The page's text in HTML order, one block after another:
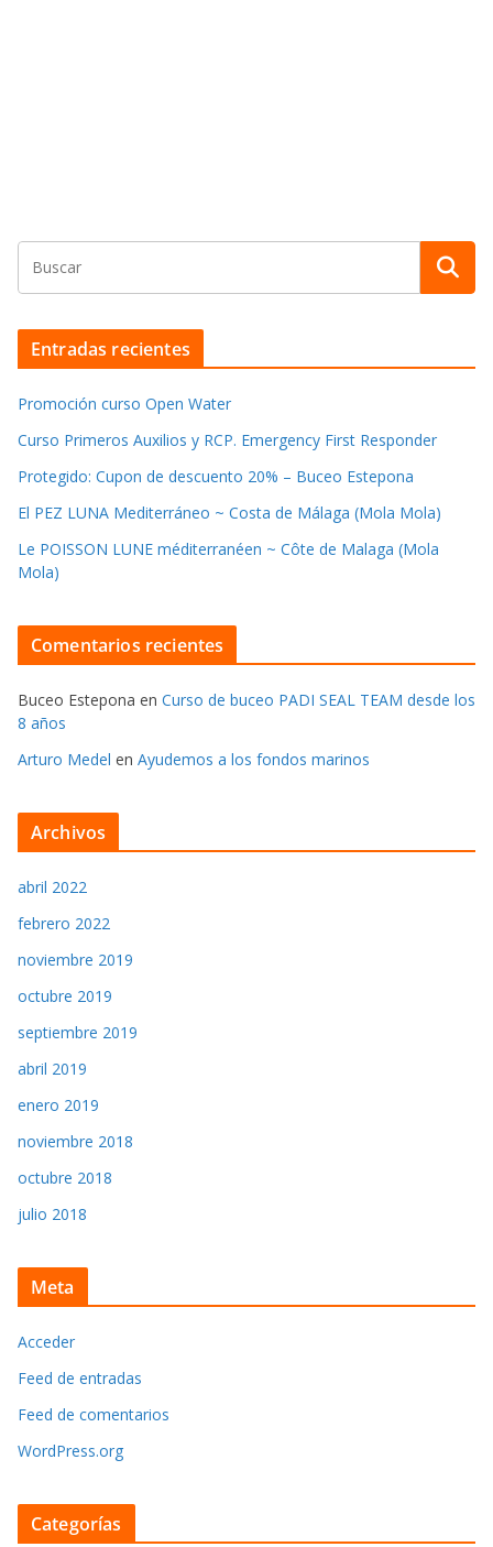
Entradas recientes
Promoción curso Open Water
Curso Primeros Auxilios y RCP. Emergency First Responder
Protegido: Cupon de descuento 20% – Buceo Estepona
El PEZ LUNA Mediterráneo ~ Costa de Málaga (Mola Mola)
Le POISSON LUNE méditerranéen ~ Côte de Malaga (Mola
Mola)
Comentarios recientes
Buceo Estepona en Curso de buceo PADI SEAL TEAM desde los
8 años
Arturo Medel en Ayudemos a los fondos marinos
Archivos
abril 2022
febrero 2022
noviembre 2019
octubre 2019
septiembre 2019
abril 2019
enero 2019
noviembre 2018
octubre 2018
julio 2018
Meta
Acceder
Feed de entradas
Feed de comentarios
WordPress.org
Categorías